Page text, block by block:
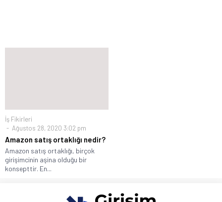
İş Fikirleri
Ağustos 28, 2020 3:02 pm
Amazon satış ortaklığı nedir?
Amazon satış ortaklığı, birçok
girişimcinin aşina olduğu bir
konsepttir. En...